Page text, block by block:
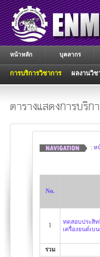
หน้าหลัก บุคลากร
การบริการวิชาการ ผลงานวิช
ตารางแสดงการบริ
: ห
No.
1
ทดสอบประสิท
เครื่องยนต์เบ
รวม